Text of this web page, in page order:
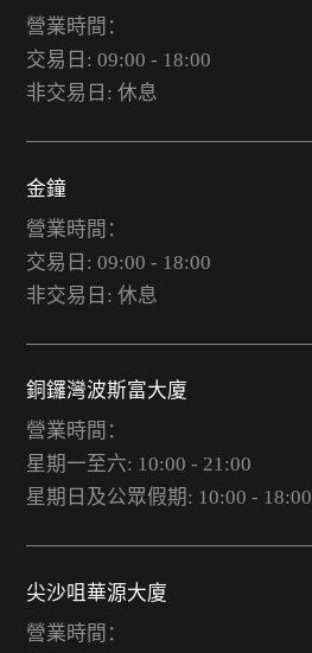
營業時間：
交易日: 09:00 - 18:00
非交易日: 休息
金鐘
營業時間：
交易日: 09:00 - 18:00
非交易日: 休息
銅鑼灣波斯富大廈
營業時間：
星期一至六: 10:00 - 21:00
星期日及公眾假期: 10:00 - 18:00
尖沙咀華源大廈
營業時間：